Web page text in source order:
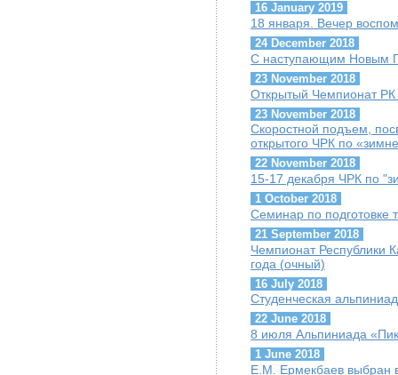
16 January 2019
18 января. Вечер
24 December 2018
С наступающим Новым
23 November 2018
Открытый Чемпионат РК
23 November 2018
Скоростной подъем,
открытого ЧРК по
22 November 2018
15-17 декабря ЧРК по
1 October 2018
Семинар по подготовке
21 September 2018
Чемпионат Республики
года (очный)
16 July 2018
Студенческая
22 June 2018
8 июля Альпиниада
1 June 2018
Е.М. Ермекбаев выбран